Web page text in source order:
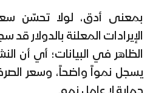
بمعنى أدق، لولا تحسّن
الإيرادات المعلنة بالدولار قد
الظاهر في البيانات؛ أي أن
يسجل نمواً واضحاً، وسعر